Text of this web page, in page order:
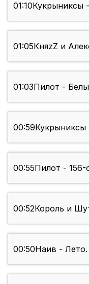
01:10Кукрыниксы
01:05КняzZ и
01:03Пилот -
00:59
00:55Пилот - 156-
00:52Король и
00:50Наив - Лето.